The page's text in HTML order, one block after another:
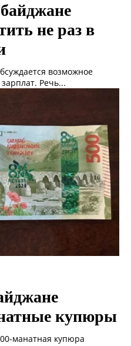
не раз в
возможное
Речь...
купюры
манатная купюра